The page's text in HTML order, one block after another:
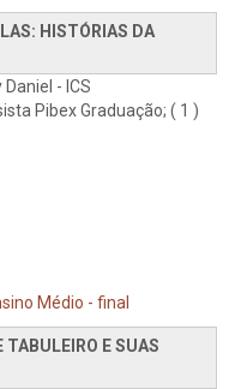
HISTÓRIAS DA
- ICS
Pibex Graduação; ( 1 )
Médio - final
E SUAS